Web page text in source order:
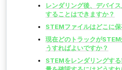
レンダリング後、デバイ
することはできますか？
STEMファイルはどこに保
現在どのトラックが
うすればよいですか？
STEMをレンダリングす